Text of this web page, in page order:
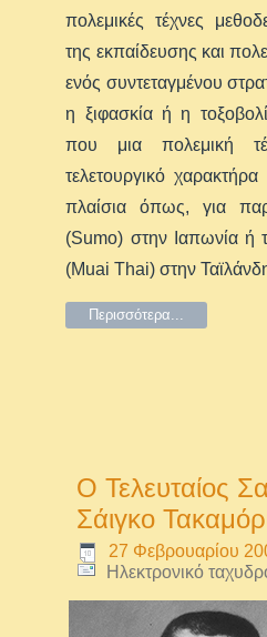
πολεμικές τέχνες
της εκπαίδευσης και
ενός συντεταγμένου
η ξιφασκία ή η
που μια πολεμική
τελετουργικό
πλαίσια όπως, για
(Sumo) στην Ιαπωνία ή
(Muai Thai) στην
Περισσότερα...
Ο Τελευταίος
Σάιγκο
27 Φεβρουαρίου
Ηλεκτρονικό